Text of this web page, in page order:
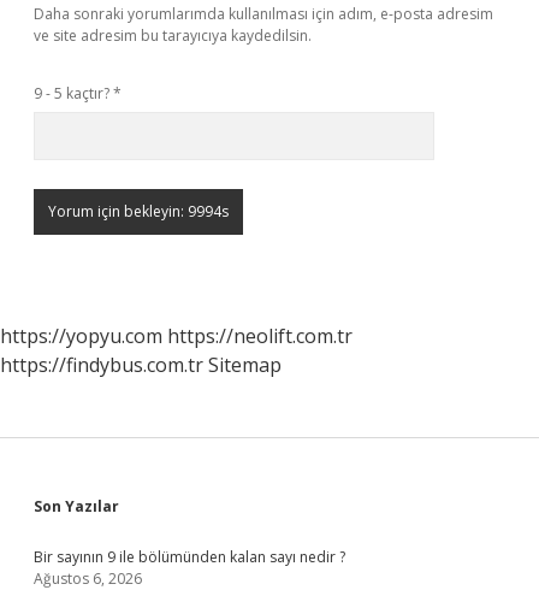
Daha sonraki yorumlarımda kullanılması için adım, e-posta adresim
ve site adresim bu tarayıcıya kaydedilsin.
9 - 5 kaçtır?*
https://yopyu.com https://neolift.com.tr
https://findybus.com.trSitemap
Sidebar
Son Yazılar
Bir sayının 9 ile bölümünden kalan sayı nedir ?
Ağustos 6, 2026